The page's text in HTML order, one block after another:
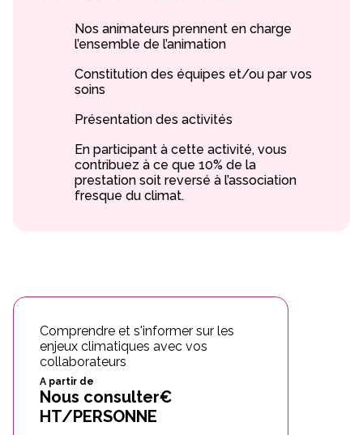
Nos animateurs prennent en charge
l’ensemble de l’animation
Constitution des équipes et/ou par vos
soins
Présentation des activités
En participant à cette activité, vous
contribuez à ce que 10% de la
prestation soit reversé à l’association
fresque du climat.
Comprendre et s'informer sur les
enjeux climatiques avec vos
collaborateurs
A partir de
Nous consulter€
HT/PERSONNE